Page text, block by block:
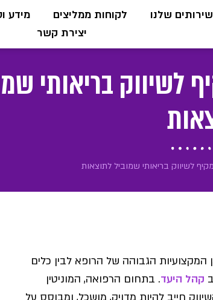
שלנו לקוחות ממליצים מידע
יצירת קשר
לשיווק בריאותי
לשיווק בריאותי שמוביל לתוצאות
המקצועיות הגבוהה של הרופא לבין כלים
קהל היעד. בתחום הרפואה, המוניטין